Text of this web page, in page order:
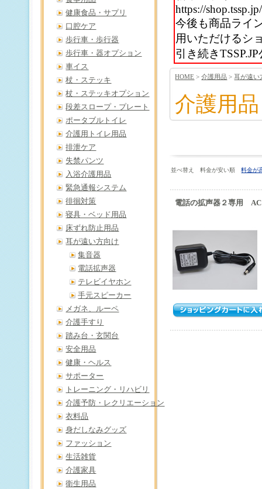
https://shop.tssp.jp/
今後も商品ライ
用いただけるシ
引き続き
HOME >介護用品 >耳が遠い
介護用品
並べ替え 料金が安い順料金が
電話の拡声器２専用 AC
健康食品・サプリ
口腔ケア
歩行車・歩行器
歩行車・器オプション
車イス
杖・ステッキ
杖・ステッキオプション
段差スロープ・プレート
ポータブルトイレ
介護用トイレ用品
排泄ケア
失禁パンツ
入浴介護用品
緊急通報システム
徘徊対策
寝具・ベッド用品
床ずれ防止用品
耳が遠い方向け
集音器
電話拡声器
テレビイヤホン
手元スピーカー
メガネ、ルーペ
介護手すり
踏み台・玄関台
安全用品
健康・ヘルス
サポーター
トレーニング・リハビリ
介護予防・レクリエーション
衣料品
身だしなみグッズ
ファッション
生活雑貨
介護家具
衛生用品